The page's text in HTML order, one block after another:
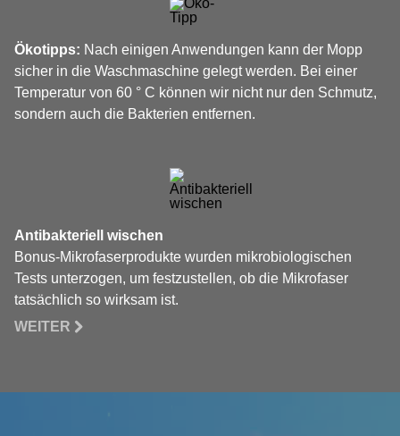
Ökotipps: Nach einigen Anwendungen kann der Mopp
sicher in die Waschmaschine gelegt werden. Bei einer
Temperatur von 60 ° C können wir nicht nur den Schmutz,
sondern auch die Bakterien entfernen.
Antibakteriell wischen
Bonus-Mikrofaserprodukte wurden mikrobiologischen
Tests unterzogen, um festzustellen, ob die Mikrofaser
tatsächlich so wirksam ist.
WEITER